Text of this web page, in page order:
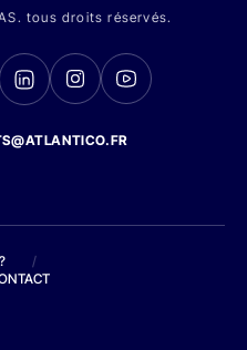
tous droits réservés.
/